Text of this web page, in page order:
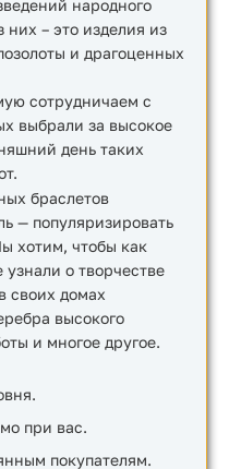
народного
них – это изделия из
и драгоценных
сотрудничаем с
выбрали за высокое
день таких
— популяризировать
хотим, чтобы как
о творчестве
своих домах
высокого
и многое другое.
при вас.
покупателям.